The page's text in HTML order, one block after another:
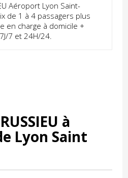
Aéroport Lyon Saint-
de 1 à 4 passagers plus
en charge à domicile +
7 et 24H/24.
à
Lyon Saint